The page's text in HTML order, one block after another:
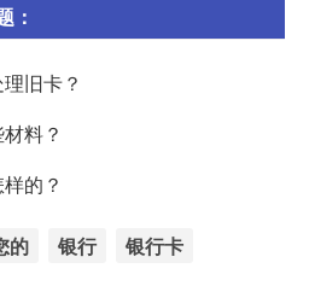
：
旧卡？
料？
的？
的 银行 银行卡